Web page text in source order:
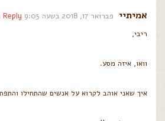
אמיתיי פברואר 17, 2018 בשעה 9:05 pm
Reply
ריבי,
וואו, איזה מסע.
איך שאני אוהב לקרוא על אנשים שהתחילו